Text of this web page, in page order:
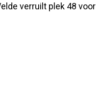
verruilt plek 48 voor